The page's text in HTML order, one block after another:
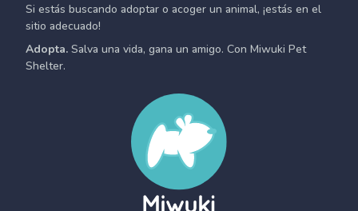
Si estás buscando adoptar o acoger un animal, ¡estás en el
sitio adecuado!
Adopta. Salva una vida, gana un amigo. Con Miwuki Pet
Shelter.